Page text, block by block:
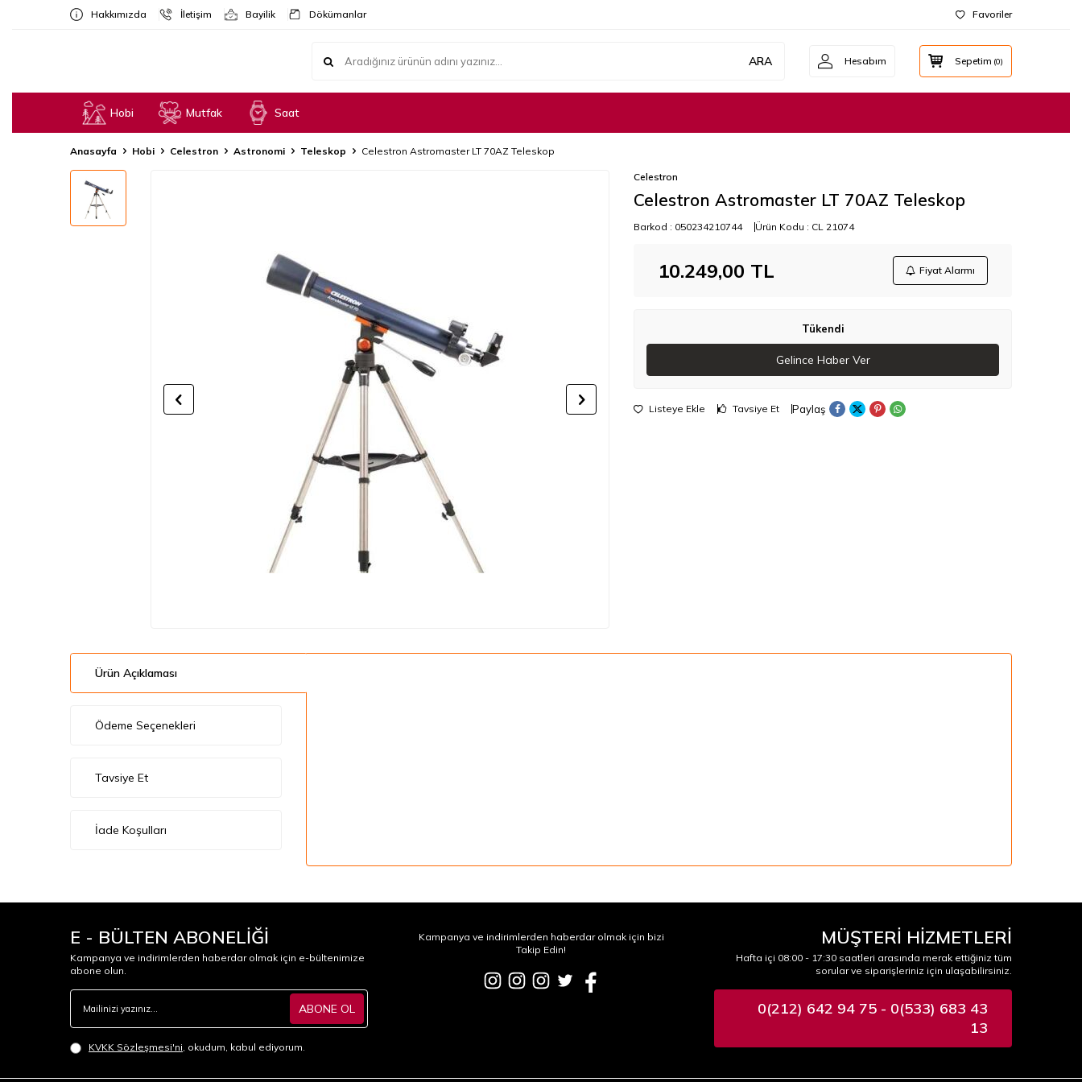
Hakkımızda İletişim Bayilik Dökümanlar Favoriler
ARA Hesabım Sepetim (0)
Hobi Mutfak Saat
Anasayfa Hobi Celestron Astronomi Teleskop Celestron Astromaster LT 70AZ Teleskop
Celestron
Celestron Astromaster LT 70AZ Teleskop
Barkod : 050234210744 Ürün Kodu : CL 21074
10.249,00 TL Fiyat Alarmı
Tükendi
Gelince Haber Ver
Listeye Ekle Tavsiye Et Paylaş
Ürün Açıklaması
Ödeme Seçenekleri
Tavsiye Et
İade Koşulları
E - BÜLTEN ABONELİĞİ
Kampanya ve indirimlerden haberdar olmak için e-bültenimize
abone olun.
ABONE OL
KVKK Sözleşmesi'ni, okudum, kabul ediyorum.
Kampanya ve indirimlerden haberdar olmak için bizi
Takip Edin!
MÜŞTERİ HİZMETLERİ
Hafta içi 08:00 - 17:30 saatleri arasında merak ettiğiniz tüm
sorular ve siparişleriniz için ulaşabilirsiniz.
0(212) 642 94 75 - 0(533) 683 43
13